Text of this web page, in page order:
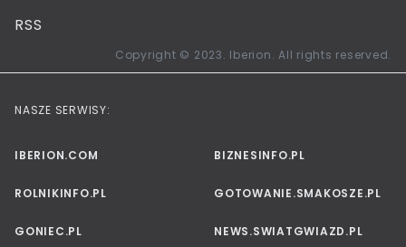
RSS
Copyright © 2023. Iberion. All rights reserved.
NASZE SERWISY:
IBERION.COM BIZNESINFO.PL
ROLNIKINFO.PL GOTOWANIE.SMAKOSZE.PL
GONIEC.PL NEWS.SWIATGWIAZD.PL